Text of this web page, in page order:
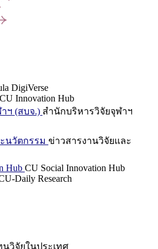
DigiVerse
CU Innovation Hub
ฯ (สบจ.) สำนักบริหารวิจัยจุฬาฯ
นวัตกรรม ข่าวสารงานวิจัยและ
Hub CU Social Innovation Hub
Daily Research
นวิจัยในประเทศ